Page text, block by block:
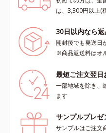
は、3,300円以上(
30日以内なら
開封後でも発送日
※商品返送料はオ
最短ご注文翌日
一部地域を除き、
ます
サンプルプレゼ
サンプルはご注文